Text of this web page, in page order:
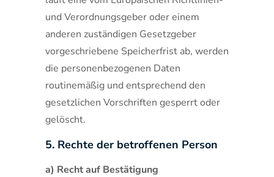
und Verordnungsgeber oder einem
anderen zuständigen Gesetzgeber
vorgeschriebene Speicherfrist ab, werden
die personenbezogenen Daten
routinemäßig und entsprechend den
gesetzlichen Vorschriften gesperrt oder
gelöscht.
5. Rechte der betroffenen Person
a) Recht auf Bestätigung